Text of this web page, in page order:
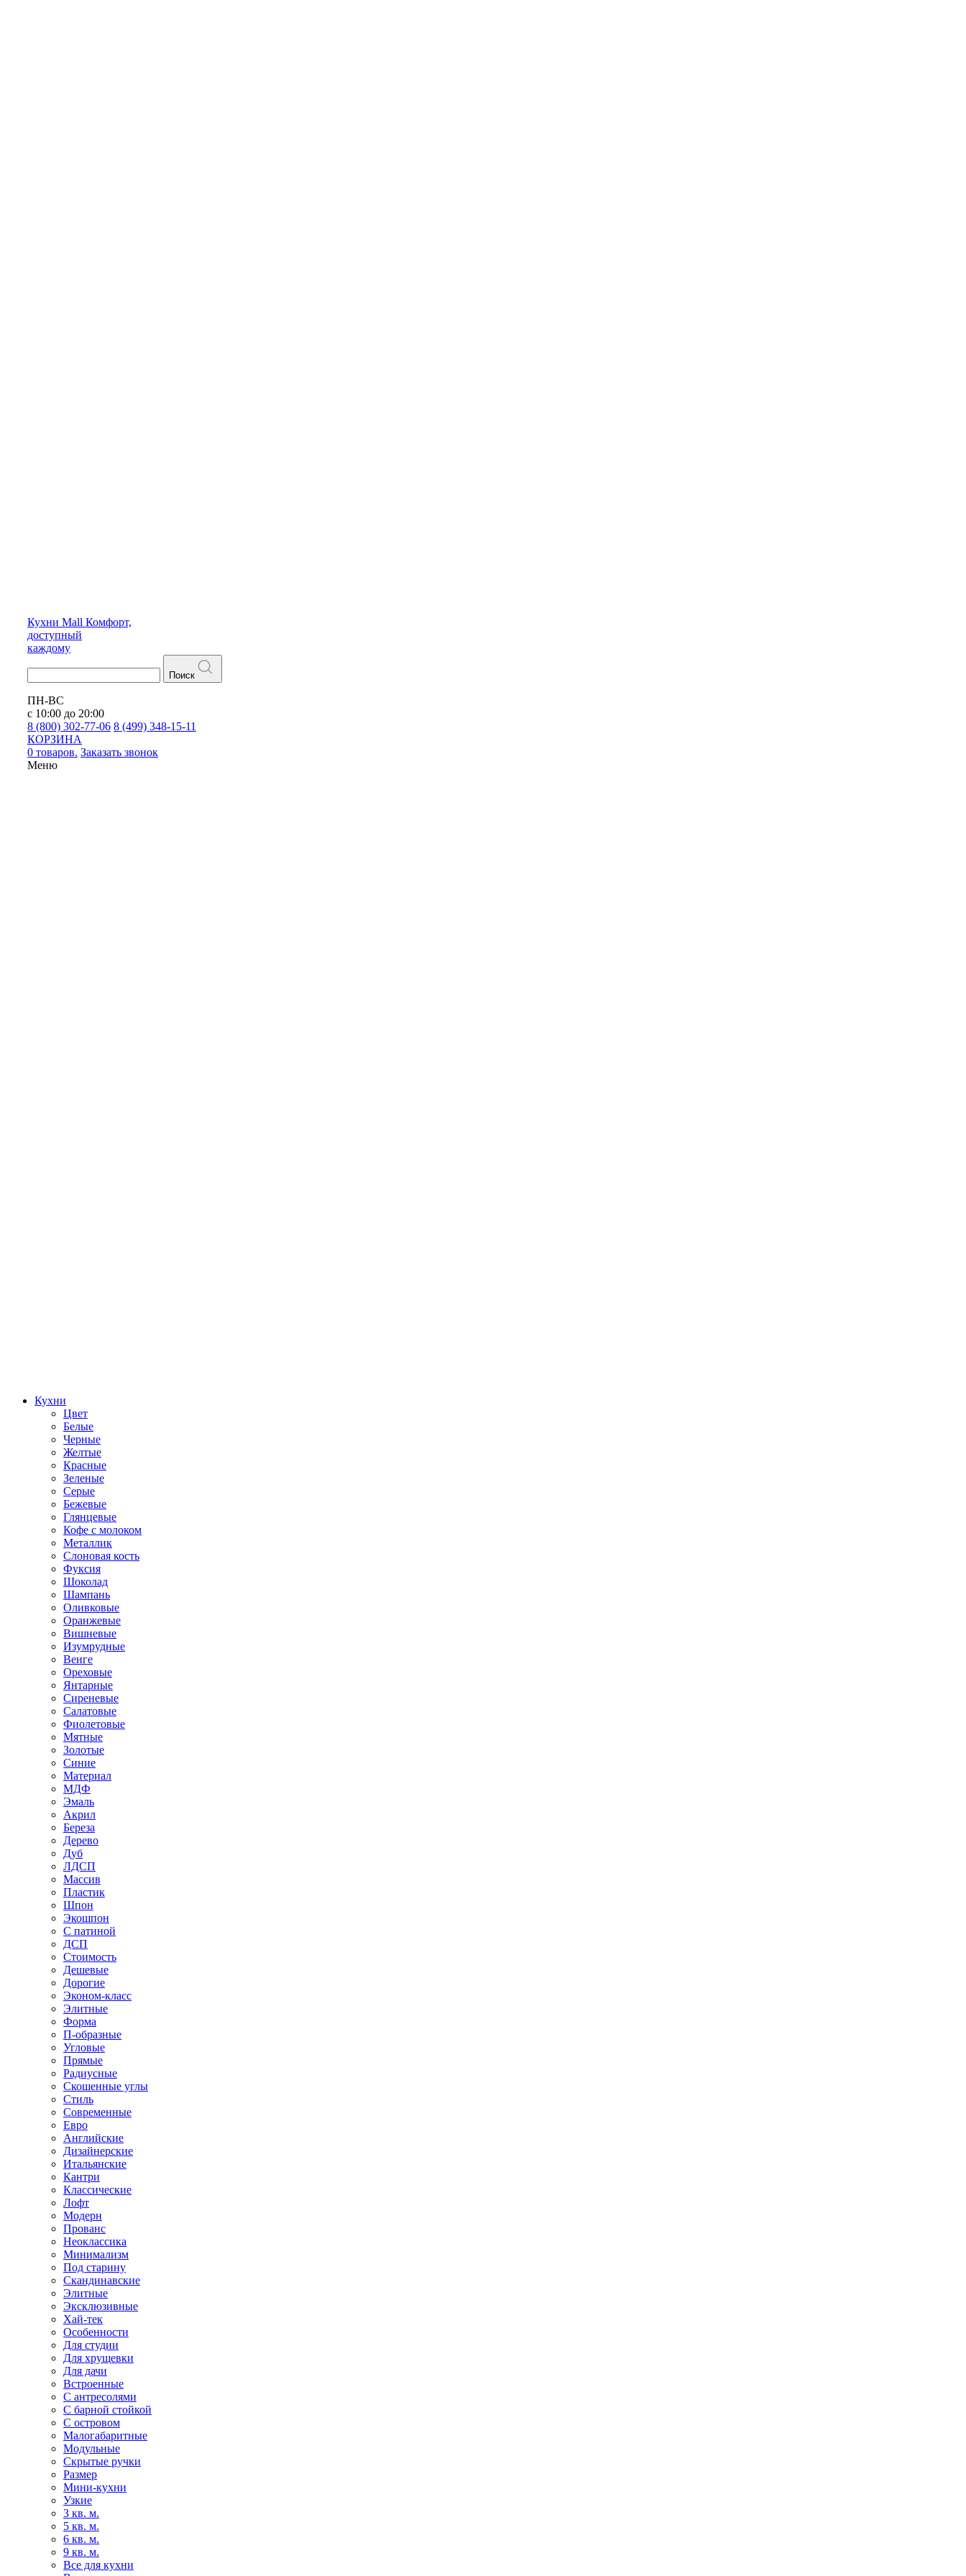
Кухни Mall Комфорт,
доступный
каждому
Поиск
ПН-ВС
с 10:00 до 20:00
8 (800) 302-77-06 8 (499) 348-15-11
КОРЗИНА
0 товаров. Заказать звонок
Меню
Кухни
Цвет
Белые
Черные
Желтые
Красные
Зеленые
Серые
Бежевые
Глянцевые
Кофе с молоком
Металлик
Слоновая кость
Фуксия
Шоколад
Шампань
Оливковые
Оранжевые
Вишневые
Изумрудные
Венге
Ореховые
Янтарные
Сиреневые
Салатовые
Фиолетовые
Мятные
Золотые
Синие
Материал
МДФ
Эмаль
Акрил
Береза
Дерево
Дуб
ЛДСП
Массив
Пластик
Шпон
Экошпон
С патиной
ДСП
Стоимость
Дешевые
Дорогие
Эконом-класс
Элитные
Форма
П-образные
Угловые
Прямые
Радиусные
Скошенные углы
Стиль
Современные
Евро
Английские
Дизайнерские
Итальянские
Кантри
Классические
Лофт
Модерн
Прованс
Неоклассика
Минимализм
Под старину
Скандинавские
Элитные
Эксклюзивные
Хай-тек
Особенности
Для студии
Для хрущевки
Для дачи
Встроенные
С антресолями
С барной стойкой
С островом
Малогабаритные
Модульные
Скрытые ручки
Размер
Мини-кухни
Узкие
3 кв. м.
5 кв. м.
6 кв. м.
9 кв. м.
Все для кухни